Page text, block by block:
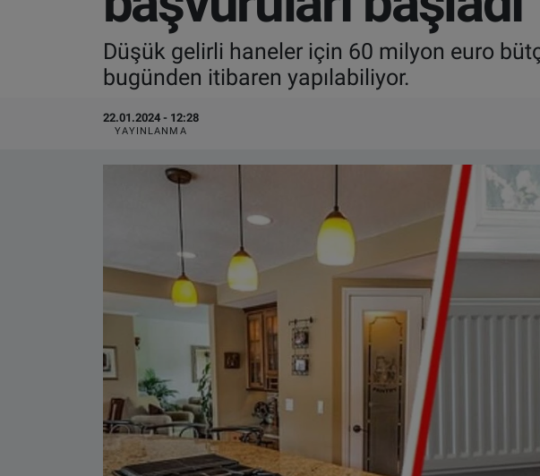
Düşük gelirli haneler için 60 milyon euro
bugünden itibaren yapılabiliyor.
22.01.2024 - 12:28
YAYINLANMA
ALGEMENE VOORWAARDEN
CONTACT
Çerez Politikası